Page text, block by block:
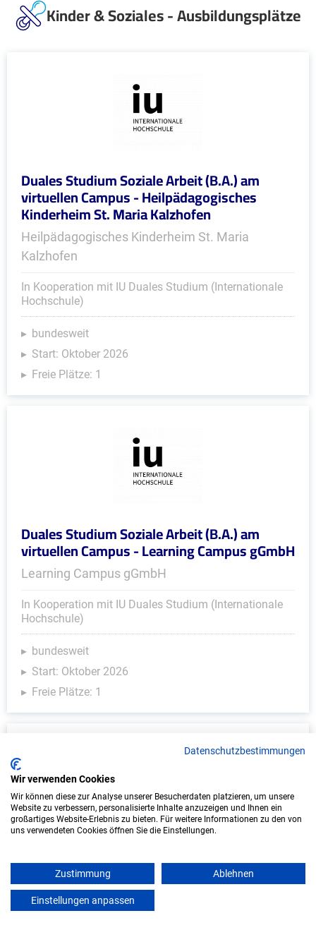
Kinder & Soziales - Ausbildungsplätze
Duales Studium Soziale Arbeit (B.A.) am
virtuellen Campus - Heilpädagogisches
Kinderheim St. Maria Kalzhofen
Heilpädagogisches Kinderheim St. Maria
Kalzhofen
In Kooperation mit IU Duales Studium (Internationale
Hochschule)
bundesweit
Start: Oktober 2026
Freie Plätze: 1
Duales Studium Soziale Arbeit (B.A.) am
virtuellen Campus - Learning Campus gGmbH
Learning Campus gGmbH
In Kooperation mit IU Duales Studium (Internationale
Hochschule)
bundesweit
Start: Oktober 2026
Freie Plätze: 1
virtuellen Campus - Sonnenhalde gGmbH
Sonnenhalde gGmbH
Datenschutzbestimmungen
Wir verwenden Cookies
Wir können diese zur Analyse unserer Besucherdaten platzieren, um unsere
Website zu verbessern, personalisierte Inhalte anzuzeigen und Ihnen ein
großartiges Website-Erlebnis zu bieten. Für weitere Informationen zu den von
uns verwendeten Cookies öffnen Sie die Einstellungen.
Zustimmung Ablehnen
Einstellungen anpassen